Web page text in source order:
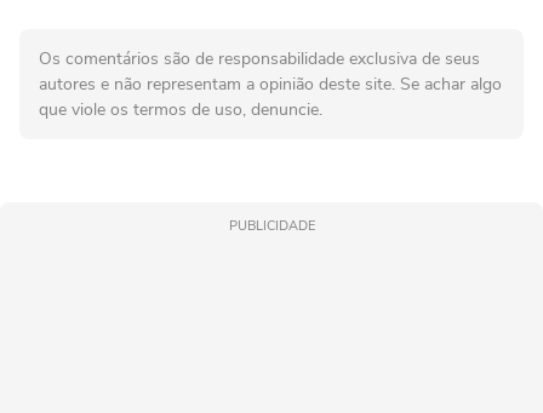
Os comentários são de responsabilidade exclusiva de seus
autores e não representam a opinião deste site. Se achar algo
que viole os termos de uso, denuncie.
PUBLICIDADE